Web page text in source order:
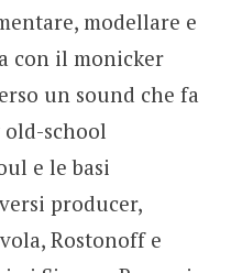
modellare e
con il monicker
un sound che fa
school
e le basi
producer,
Rostonoff e